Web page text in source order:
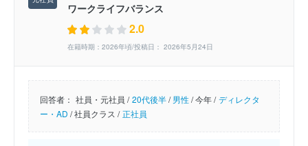
ワークライフバランス
2.0
在籍時期：2026年頃/投稿日： 2026年5月24日
回答者： 社員・元社員 / 20代後半/男性/今年 / ディレクタ
ー・AD /社員クラス / 正社員